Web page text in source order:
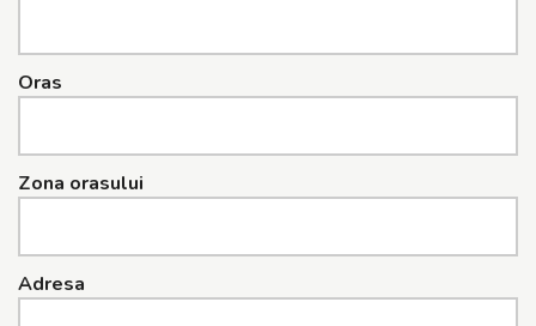
Oras
Zona orasului
Adresa